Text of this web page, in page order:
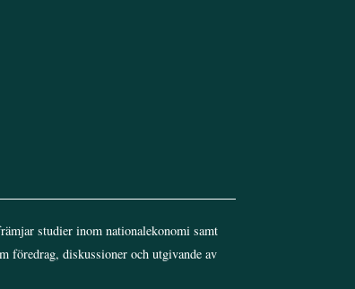
studier inom nationalekonomi samt
föredrag, diskussioner och utgivande av